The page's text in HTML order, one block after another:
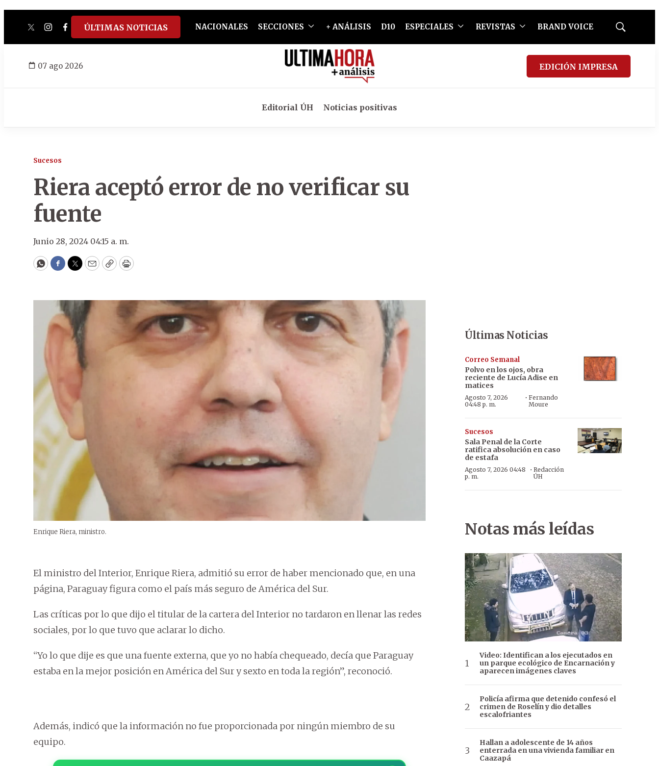
twitterinstagram
facebook
tiktokyoutube
spotify
ÚLTIMAS NOTICIAS NACIONALES SECCIONES + ANÁLISIS D10 ESPECIALES REVISTAS BRAND VOICE
Mostrar
07 ago 2026 EDICIÓN IMPRESA
Editorial ÚH Noticias positivas
Sucesos
Riera aceptó error de no verificar su
fuente
Junio 28, 2024 04:15 a. m.
WhatsApp
Facebook
Twitter
EmailCopyPrint
Enrique Riera, ministro.
El ministro del Interior, Enrique Riera, admitió su error de haber mencionado que, en una
página, Paraguay figura como el país más seguro de América del Sur.
Las críticas por lo que dijo el titular de la cartera del Interior no tardaron en llenar las redes
sociales, por lo que tuvo que aclarar lo dicho.
“Yo lo que dije es que una fuente externa, que yo no había chequeado, decía que Paraguay
estaba en la mejor posición en América del Sur y sexto en toda la región”, reconoció.
Además, indicó que la información no fue proporcionada por ningún miembro de su
equipo.
Últimas Noticias
Correo Semanal
Polvo en los ojos, obra
reciente de Lucía Adise en
matices
Agosto 7, 2026
04:48 p. m.
·Fernando
Moure
Sucesos
Sala Penal de la Corte
ratifica absolución en caso
de estafa
Agosto 7, 2026 04:48
p. m.
· Redacción
ÚH
Notas más leídas
Video: Identifican a los ejecutados en
un parque ecológico de Encarnación y
aparecen imágenes claves
Policía afirma que detenido confesó el
crimen de Roselín y dio detalles
escalofriantes
Hallan a adolescente de 14 años
enterrada en una vivienda familiar en
Caazapá